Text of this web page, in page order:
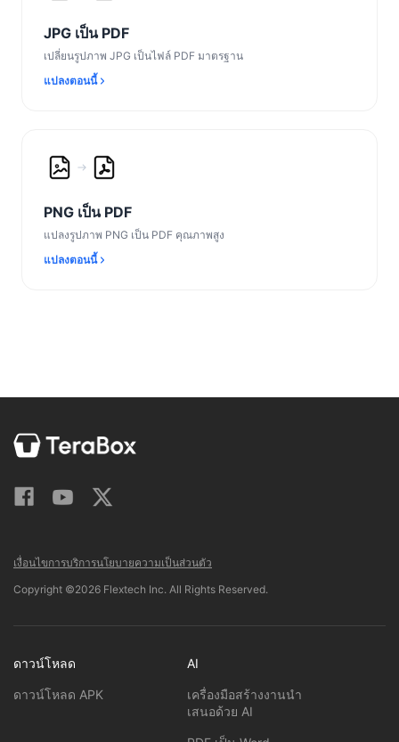
JPG เป็น PDF
เปลี่ยนรูปภาพ JPG เป็นไฟล์ PDF มาตรฐาน
แปลงตอนนี้
PNG เป็น PDF
แปลงรูปภาพ PNG เป็น PDF คุณภาพสูง
แปลงตอนนี้
เงื่อนไขการบริการนโยบายความเป็นส่วนตัว
Copyright ©2026 Flextech Inc. All Rights Reserved.
ดาวน์โหลด
ดาวน์โหลด APK
AI
เครื่องมือสร้างงานนำ
เสนอด้วย AI